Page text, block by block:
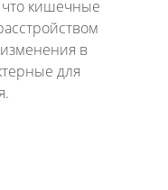
кишечные
в
для